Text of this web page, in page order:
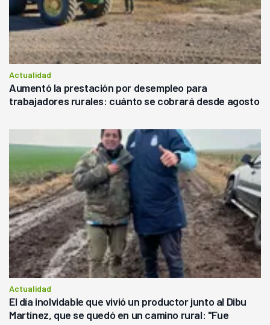
Actualidad
Aumentó la prestación por desempleo para
trabajadores rurales: cuánto se cobrará desde agosto
Actualidad
El día inolvidable que vivió un productor junto al Dibu
Martínez, que se quedó en un camino rural: "Fue